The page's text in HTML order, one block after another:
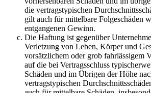
die vertragstypischen
gilt auch für mittelbare Folgeschäden
entgangenen Gewinn.
Die Haftung ist gegenüber
Verletzung von Leben, Körper und
vorsätzlichem oder grob fahrlässigem
auf die bei Vertragsschluss
Schäden und im Übrigen der Höhe
vertragstypischen